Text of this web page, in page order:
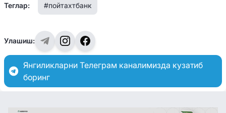
Теглар: #пойтахтбанк
Улашиш:
Янгиликларни Телеграм каналимизда кузатиб
боринг